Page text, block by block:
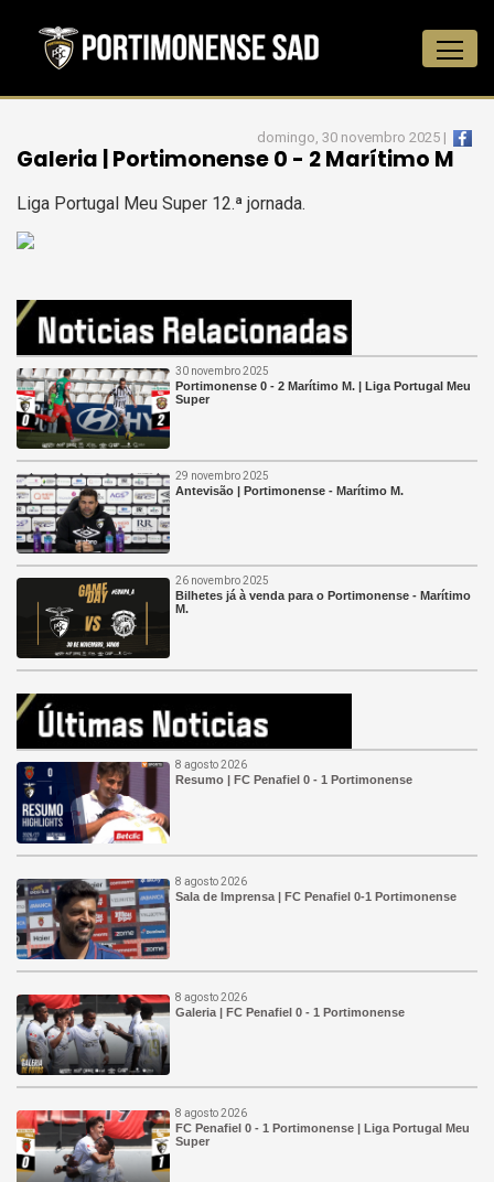
domingo, 30 novembro 2025 |
Galeria | Portimonense 0 - 2 Marítimo M
Liga Portugal Meu Super 12.ª jornada.
30 novembro 2025
Portimonense 0 - 2 Marítimo M. | Liga Portugal Meu
Super
29 novembro 2025
Antevisão | Portimonense - Marítimo M.
26 novembro 2025
Bilhetes já à venda para o Portimonense - Marítimo
M.
8 agosto 2026
Resumo | FC Penafiel 0 - 1 Portimonense
8 agosto 2026
Sala de Imprensa | FC Penafiel 0-1 Portimonense
8 agosto 2026
Galeria | FC Penafiel 0 - 1 Portimonense
8 agosto 2026
FC Penafiel 0 - 1 Portimonense | Liga Portugal Meu
Super